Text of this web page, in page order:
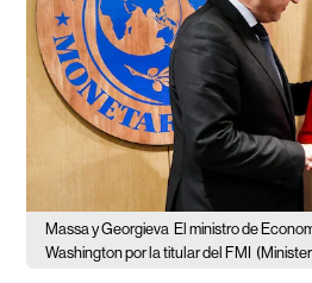
Massa y Georgieva El ministro de
Washington por la titular del FMI